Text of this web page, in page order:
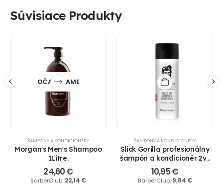
Súvisiace Produkty
OČAKÁVAME
ŠAMPÓNY A KONDICIONÉRY
Morgan's Men's Shampoo
1Litre.
24,60€
BarberClub: 22,14 €
ŠAMPÓNY A KONDICIONÉRY
Slick Gorilla profesionálny
šampón a kondicionér 2v1
Shampoo & Conditioner
200ml
10,95€
BarberClub: 9,84 €